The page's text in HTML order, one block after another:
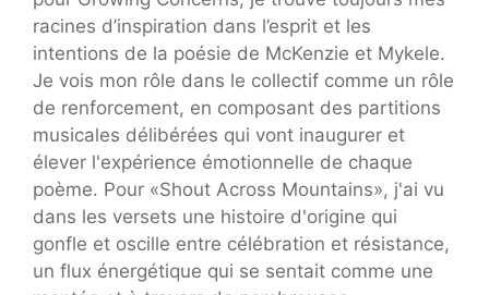
racines d’inspiration dans l’esprit et les
intentions de la poésie de McKenzie et Mykele.
Je vois mon rôle dans le collectif comme un rôle
de renforcement, en composant des partitions
musicales délibérées qui vont inaugurer et
élever l'expérience émotionnelle de chaque
poème. Pour «Shout Across Mountains», j'ai vu
dans les versets une histoire d'origine qui
gonfle et oscille entre célébration et résistance,
un flux énergétique qui se sentait comme une